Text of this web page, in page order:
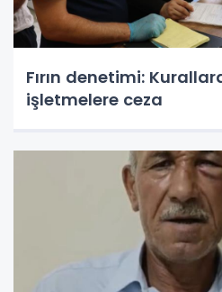
Fırın denetimi:
işletmelere ceza